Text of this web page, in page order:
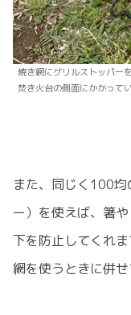
焼き網にグリルストッパー
焚き火台の側面にかかって
また、同じく100
ー）を使えば、箸
下を防止してくれま
網を使うときに併